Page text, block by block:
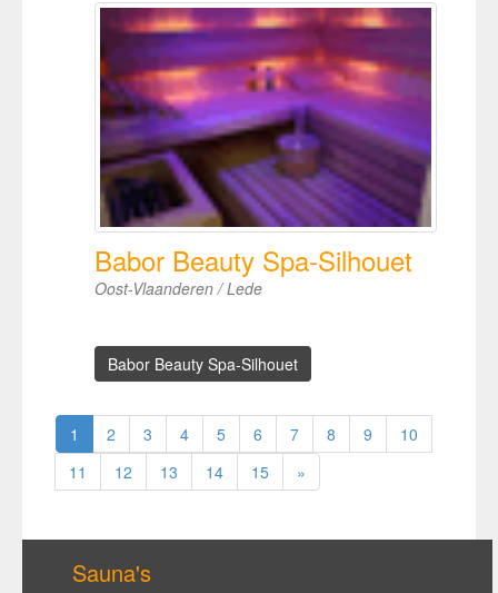
Babor Beauty Spa-Silhouet
Oost-Vlaanderen / Lede
Babor Beauty Spa-Silhouet
1 2 3 4 5 6 7 8 9
10
11
12 13 14 15 »
Sauna's